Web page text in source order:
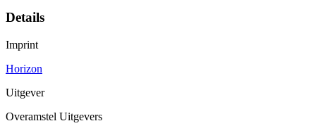
Details
Imprint
Horizon
Uitgever
Overamstel Uitgevers